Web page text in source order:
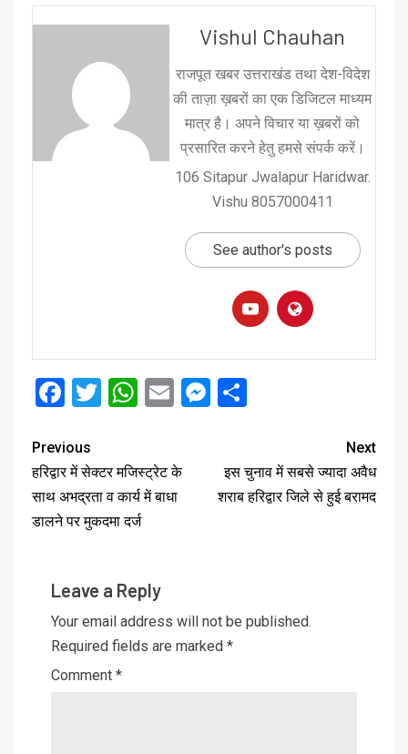
Vishul Chauhan
राजपूत खबर उत्तराखंड तथा देश-विदेश
की ताज़ा ख़बरों का एक डिजिटल माध्यम
मात्र है। अपने विचार या ख़बरों को
प्रसारित करने हेतु हमसे संपर्क करें।
106 Sitapur Jwalapur Haridwar.
Vishu 8057000411
See author's posts
Facebook
Twitter
WhatsApp
EmailMessenger
Previous
हरिद्वार में सेक्टर मजिस्ट्रेट के
साथ अभद्रता व कार्य में बाधा
डालने पर मुकदमा दर्ज
Next
इस चुनाव में सबसे ज्यादा अवैध
शराब हरिद्वार जिले से हुई बरामद
Leave a Reply
Your email address will not be published.
Required fields are marked *
Comment *